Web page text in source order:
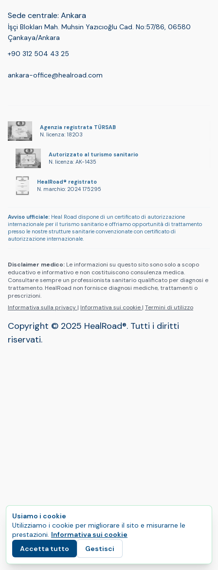
Usiamo i cookie
Utilizziamo i cookie per migliorare il sito e misurarne le
prestazioni. Informativa sui cookie
Accetta tutto
Gestisci
Sede centrale: Ankara
İşçi Blokları Mah. Muhsin Yazıcıoğlu Cad. No:57/86, 06580
Çankaya/Ankara
+90 312 504 43 25
ankara-office@healroad.com
Agenzia registrata TÜRSAB
N. licenza: 18203
Autorizzato al turismo sanitario
N. licenza: AK-1435
HealRoad® registrato
N. marchio: 2024 175295
Avviso ufficiale: Heal Road dispone di un certificato di autorizzazione
internazionale per il turismo sanitario e offriamo opportunità di trattamento
presso le nostre strutture sanitarie convenzionate con certificato di
autorizzazione internazionale.
Disclaimer medico: Le informazioni su questo sito sono solo a scopo
educativo e informativo e non costituiscono consulenza medica.
Consultare sempre un professionista sanitario qualificato per diagnosi e
trattamento. HealRoad non fornisce diagnosi mediche, trattamenti o
prescrizioni.
Informativa sulla privacy | Informativa sui cookie | Termini di utilizzo
Copyright © 2025 HealRoad®. Tutti i diritti
riservati.